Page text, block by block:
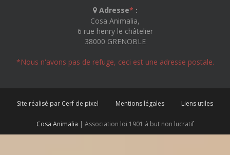
Adresse* :
Cosa Animalia,
6 rue henry le châtelier
38000 GRENOBLE
*Nous n'avons pas de refuge, ceci est une adresse postale.
Site réalisé par Cerf de pixel Mentions légales Liens utiles
Cosa Animalia | Association loi 1901 à but non lucratif